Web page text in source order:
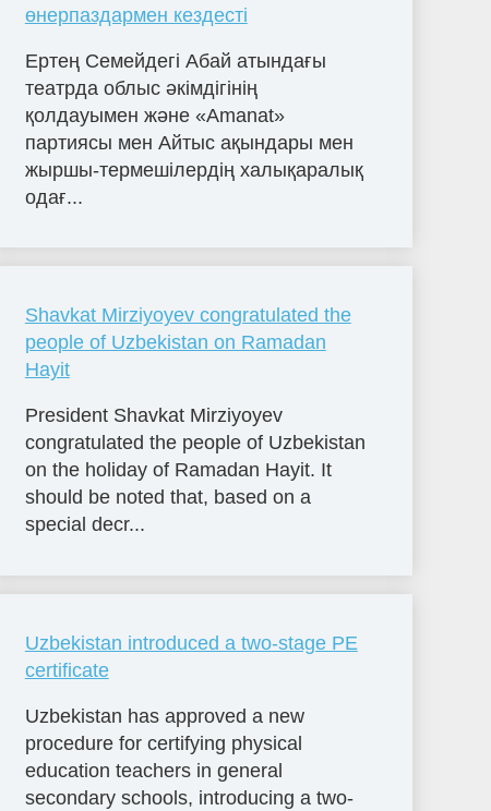
өнерпаздармен кездесті
Ертең Семейдегі Абай атындағы
театрда облыс әкімдігінің
қолдауымен және «Amanat»
партиясы мен Айтыс ақындары мен
жыршы-термешілердің халықаралық
одағ...
Shavkat Mirziyoyev congratulated the
people of Uzbekistan on Ramadan
Hayit
President Shavkat Mirziyoyev
congratulated the people of Uzbekistan
on the holiday of Ramadan Hayit. It
should be noted that, based on a
special decr...
Uzbekistan introduced a two-stage PE
certificate
Uzbekistan has approved a new
procedure for certifying physical
education teachers in general
secondary schools, introducing a two-